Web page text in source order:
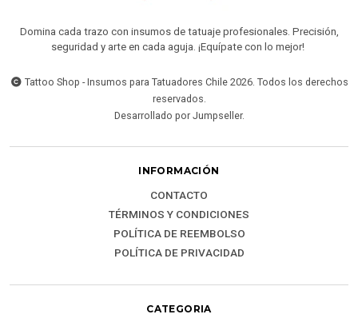
Domina cada trazo con insumos de tatuaje profesionales. Precisión,
seguridad y arte en cada aguja. ¡Equípate con lo mejor!
Tattoo Shop - Insumos para Tatuadores Chile 2026. Todos los derechos
reservados.
Desarrollado por Jumpseller.
INFORMACIÓN
CONTACTO
TÉRMINOS Y CONDICIONES
POLÍTICA DE REEMBOLSO
POLÍTICA DE PRIVACIDAD
CATEGORIA